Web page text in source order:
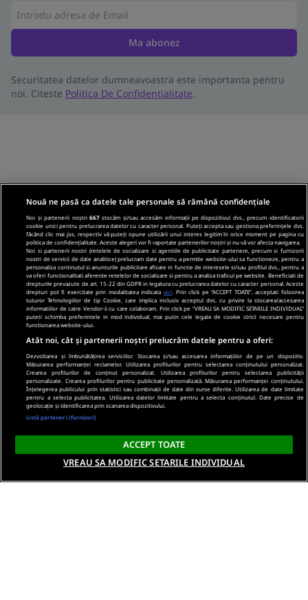
Ma abonez
Securitatea datelor dumneavoastra este importanta pentru
noi. Citeste Politica De Confidentialitate.
Nouă ne pasă ca datele tale personale să rămână confidențiale
Noi și partenerii noștri667 stocăm și/sau accesăm informații pe dispozitivul dvs., precum identificatorii
cookie unici pentru prelucrarea datelor cu caracter personal. Puteți accepta sau gestiona preferințele dvs.
făcând clic mai jos, respectiv vă puteți opune utilizării unui interes legitim în orice moment pe pagina cu
politica de confidențialitate. Aceste alegeri vor fi raportate partenerilor noștri și nu vă vor afecta navigarea.
Noi si partenerii nostri (retelele de socializare si agentiile de publicitate partenere, precum si furnizorii
nostri de servicii de date analitice) prelucram date pentru a permite website-ului sa functioneze, pentru a
personaliza continutul si anunturile publicitare afisate in functie de interesele si/sau profilul dvs., pentru a
va oferi functionalitati aferente retelelor de socializare si pentru a analiza traficul pe website. Beneficiati de
drepturile prevazute de art. 15-22 din GDPR in legatura cu prelucrarea datelor cu caracter personal. Aceste
drepturi pot fi exercitate prin modalitatea indicata aici . Prin click pe “ACCEPT TOATE”, acceptati folosirea
tuturor Tehnologiilor de tip Cookie, care implica inclusiv acceptul dvs. cu privire la stocarea/accesarea
informatiilor de catre Vendor-ii cu care colaboram. Prin click pe “VREAU SA MODIFIC SETARILE INDIVIDUAL”
puteti schimba preferintele in mod individual, mai putin cele legate de cookie strict necesare pentru
functionarea website-ului.
Atât noi, cât și partenerii noștri prelucrăm datele pentru a oferi:
Dezvoltarea și îmbunătățirea serviciilor. Stocarea și/sau accesarea informațiilor de pe un dispozitiv.
Măsurarea performanței reclamelor. Utilizarea profilurilor pentru selectarea conținutului personalizat.
Crearea profilurilor de conținut personalizat. Utilizarea profilurilor pentru selectarea publicității
personalizate. Crearea profilurilor pentru publicitate personalizată. Măsurarea performanței conținutului.
Înțelegerea publicului prin statistici sau combinații de date din surse diferite. Utilizarea de date limitate
pentru a selecta publicitatea. Utilizarea datelor limitate pentru a selecta conținutul. Date precise de
geolocație și identificarea prin scanarea dispozitivului.
Listă parteneri (furnizori)
ACCEPT TOATE
VREAU SA MODIFIC SETARILE INDIVIDUAL